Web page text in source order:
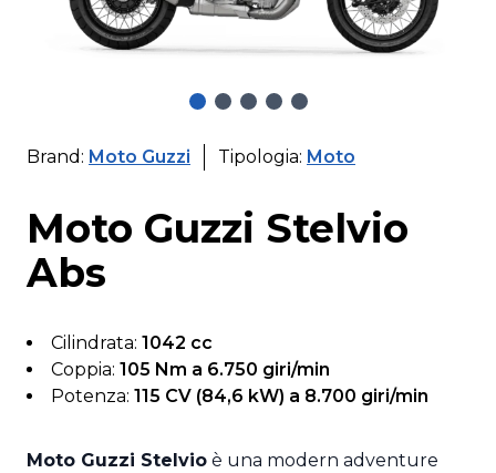
Brand: Moto Guzzi Tipologia: Moto
Moto Guzzi Stelvio
Abs
Cilindrata: 1042 cc
Coppia: 105 Nm a 6.750 giri/min
Potenza: 115 CV (84,6 kW) a 8.700 giri/min
Moto Guzzi Stelvio è una modern adventure